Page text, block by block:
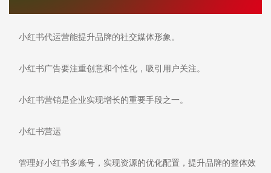
小红书代运营能提升品牌的社交媒体形象。
小红书广告要注重创意和个性化，吸引用户关注。
小红书营销是企业实现增长的重要手段之一。
小红书营运
管理好小红书多账号，实现资源的优化配置，提升品牌的整体效